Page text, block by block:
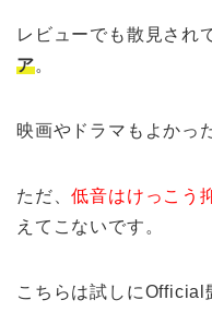
レビューでも散見され
ア。
映画やドラマもよかっ
ただ、低音はけっこう
えてこないです。
こちらは試しに